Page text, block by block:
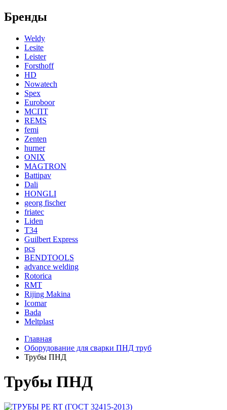
Бренды
Weldy
Lesite
Leister
Forsthoff
HD
Nowatech
Spex
Euroboor
МСПТ
REMS
femi
Zenten
hurner
ONIX
MAGTRON
Battipav
Dali
HONGLI
georg fischer
friatec
Liden
T34
Guilbert Express
pcs
BENDTOOLS
advance welding
Rotorica
RMT
Rijing Makina
Icomar
Bada
Meltplast
Главная
Оборудование для сварки ПНД труб
Трубы ПНД
Трубы ПНД